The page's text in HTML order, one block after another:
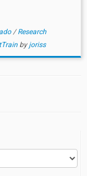
/Research
by joriss